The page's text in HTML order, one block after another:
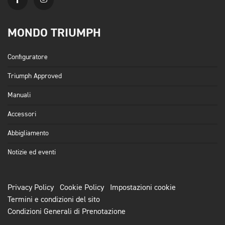
MONDO TRIUMPH
Configuratore
Triumph Approved
Manuali
Accessori
Abbigliamento
Notizie ed eventi
Privacy Policy Cookie Policy
Impostazioni cookie
Termini e condizioni del sito
Condizioni Generali di Prenotazione